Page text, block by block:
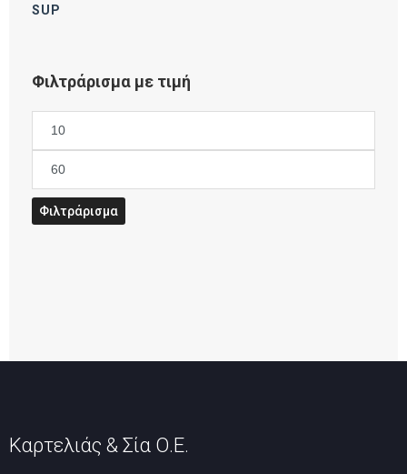
SUP
Φιλτράρισμα με τιμή
τιμή
τιμή
Φιλτράρισμα
Καρτελιάς & Σία Ο.Ε.